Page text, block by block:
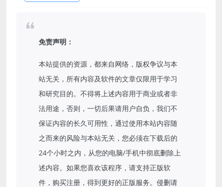
免责声明：
本站提供的资源，都来自网络，版权争议与本
站无关，所有内容及软件的文章仅限用于学习
和研究目的。不得将上述内容用于商业或者非
法用途，否则，一切后果请用户自负，我们不
保证内容的长久可用性，通过使用本站内容随
之而来的风险与本站无关，您必须在下载后的
24个小时之内，从您的电脑/手机中彻底删除上
述内容。如果您喜欢该程序，请支持正版软
件，购买注册，得到更好的正版服务。侵删请